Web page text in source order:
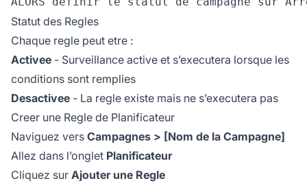
Statut des Regles
Chaque regle peut etre :
Activee - Surveillance active et s’executera lorsque les
conditions sont remplies
Desactivee - La regle existe mais ne s’executera pas
Creer une Regle de Planificateur
Naviguez vers Campagnes > [Nom de la Campagne]
Allez dans l’onglet Planificateur
Cliquez sur Ajouter une Regle